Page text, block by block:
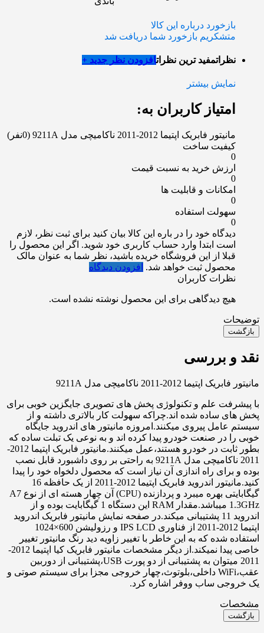
بازخورد درباره این کالا
متشکریم بازخورد شما دریافت شد
نظراتمفید ترین نظراتافزودن نظر جدید +
نمایش بیشتر
امتیاز کاربران به:
مانیتور فابریک اپتیما 2012-2011 ناکامیچی مدل 9211A
(0نفر)
کیفیت ساخت
0
ارزش خرید به نسبت قیمت
0
امکانات و قابلیت ها
0
سهولت استفاده
0
دیدگاه خود را در باره این کالا بیان کنید برای ثبت نظر، لازم
است ابتدا وارد حساب کاربری خود شوید. اگر این محصول را
قبلا از این فروشگاه خریده باشید، نظر شما به عنوان مالک
محصول ثبت خواهد شد. افزودن دیدگاه
نظرات کاربران
هیچ دیدگاهی برای این محصول نوشته نشده است.
توضیحات
بازگشت
نقد و بررسی
مانیتور فابریک اپتیما 2012-2011 ناکامیچی مدل 9211A
با پیشرفت علم و تکنولوژی پخش های تصویری جایگزین خوبی برای
پخش های ساده شده اند.چراکه سهولت کار بالاتری داشته و از
سیستم عامل پیروی میکنند.امروزه مانیتور های اندروید جایگاه
خوبی را در صنعت خودرو پیدا کرده اند و به نوعی یک تبلت ساده که
بطور ثابت در خودرو هستند،عمل میکنند.مانیتور فابریک اپتیما 2012-
2011 ناکامیچی مدل 9211A به راحتی بر روی داشبورد قابل نصب
بوده و برای راه اندازی آن نیاز است که محصول دلخواه خود را پیدا
کنید.مانیتور اندروید فابریک اپتیما 2012-2011 از یک حافظه 16
گیگابایتی بهره میبرد و پردازنده (CPU) آن چهار هسته ای از نوع A7
1.3GHz میباشد.مقدار RAM این دستگاه 1 گیگابایت بوده و از
اندروید 11 پشتیبانی میکند.در صفحه نمایش مانیتور فابریک اندروید
اپتیما 2012-2011 از فناوری IPS LCD و رزولیشن 600×1024
استفاده شده که به این خاطر با تغییر زاویه دید رنگ مانیتور تغییر
خاصی پیدا نمیکند.از دیگر مشخصات مانیتور فابریک کیا اپتیما 2012-
2011 میتوان به پشتیبانی از دو پورت USB،پشتیبانی از دوربین
عقب،WiFi داخلی،بلوتوث،چهار خروجی مجزا برای سیستم صوتی و
یک خروجی ساب ووفر اشاره کرد.
مشخصات
بازگشت